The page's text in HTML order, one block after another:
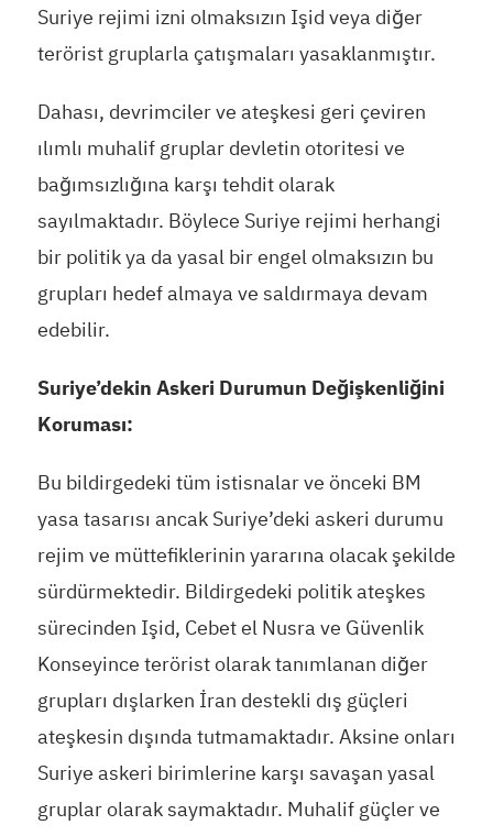
Suriye rejimi izni olmaksızın Işid veya diğer
terörist gruplarla çatışmaları yasaklanmıştır.
Dahası, devrimciler ve ateşkesi geri çeviren
ılımlı muhalif gruplar devletin otoritesi ve
bağımsızlığına karşı tehdit olarak
sayılmaktadır. Böylece Suriye rejimi herhangi
bir politik ya da yasal bir engel olmaksızın bu
grupları hedef almaya ve saldırmaya devam
edebilir.
Suriye’dekin Askeri Durumun Değişkenliğini
Koruması:
Bu bildirgedeki tüm istisnalar ve önceki BM
yasa tasarısı ancak Suriye’deki askeri durumu
rejim ve müttefiklerinin yararına olacak şekilde
sürdürmektedir. Bildirgedeki politik ateşkes
sürecinden Işid, Cebet el Nusra ve Güvenlik
Konseyince terörist olarak tanımlanan diğer
grupları dışlarken İran destekli dış güçleri
ateşkesin dışında tutmamaktadır. Aksine onları
Suriye askeri birimlerine karşı savaşan yasal
gruplar olarak saymaktadır. Muhalif güçler ve